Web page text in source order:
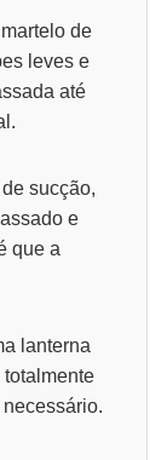
de
leves e
até
sucção,
e
que a
lanterna
totalmente